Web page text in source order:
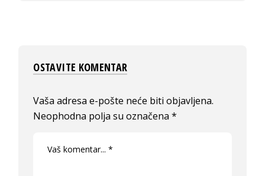
OSTAVITE KOMENTAR
Vaša adresa e-pošte neće biti objavljena.
Neophodna polja su označena*